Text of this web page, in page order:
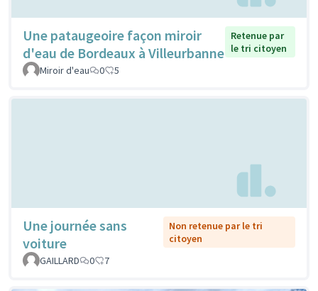
Une pataugeoire façon miroir
d'eau de Bordeaux à Villeurbanne
Retenue par
le tri citoyen
Miroir d'eau
0 5
Une journée sans
voiture
Non retenue par le tri
citoyen
GAILLARD
0 7